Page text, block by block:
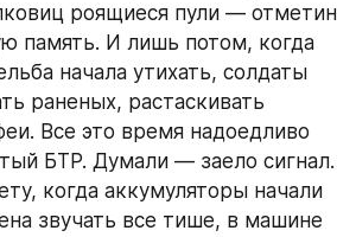
роящиеся пули — отметин
память. И лишь потом, когда
начала утихать, солдаты
раненых, растаскивать
Все это время надоедливо
БТР. Думали — заело сигнал.
когда аккумуляторы начали
звучать все тише, в машине